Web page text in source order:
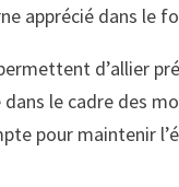
apprécié dans le
d’allier
le cadre des
pour maintenir